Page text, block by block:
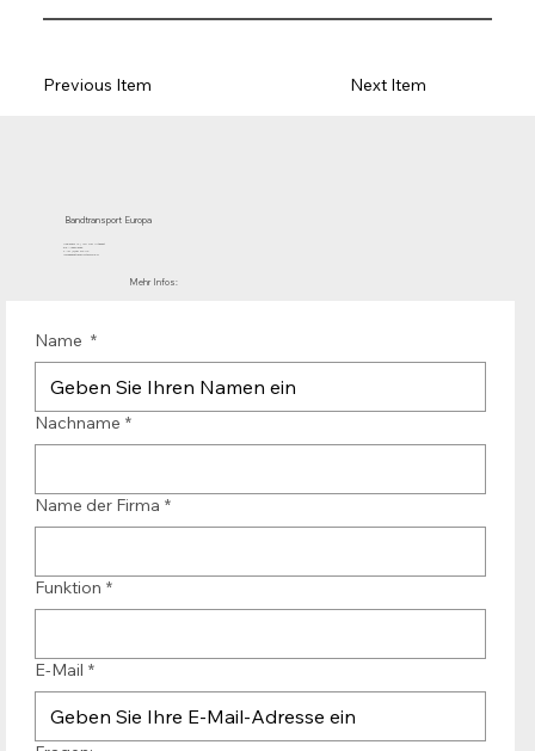
Next Item
Previous Item
Bandtransport Europa
Mehr Infos:
Name *
Nachname *
Name der Firma *
Funktion *
E-Mail *